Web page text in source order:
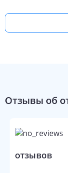
и зонты на пляже.
от автобусной
Отзывы об
отзывов